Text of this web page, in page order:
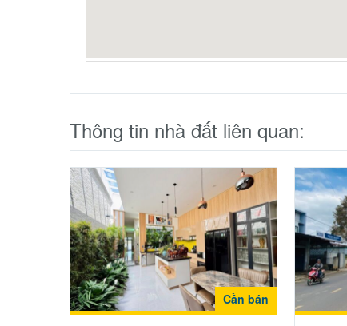
Thông tin nhà đất liên quan:
Cần bán